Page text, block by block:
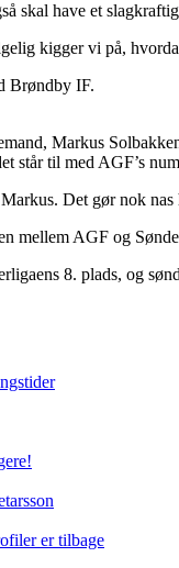
skal have et
kigger vi på,
Markus
står til med AGF’s
Det gør nok
mellem AGF og
8. plads, og
er tilbage